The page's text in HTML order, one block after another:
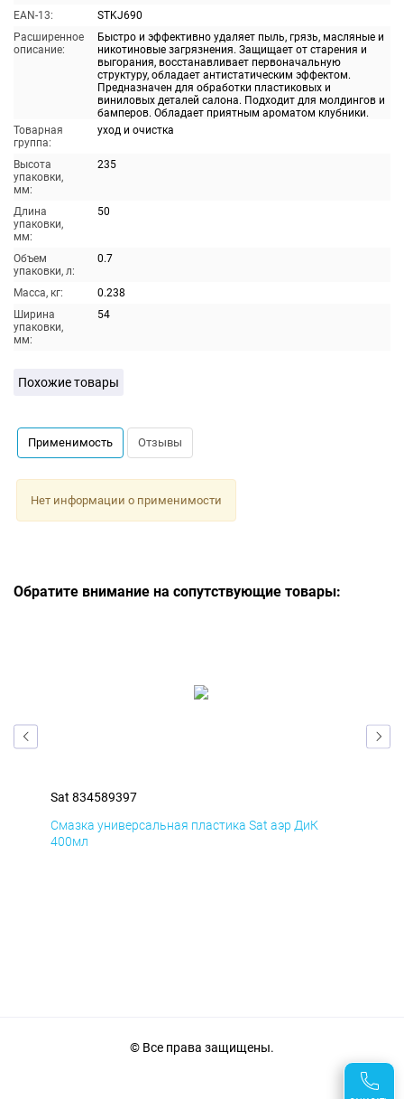
EAN-13:
STKJ690
Расширенное
описание:
Быстро и эффективно удаляет пыль, грязь, масляные и
никотиновые загрязнения. Защищает от старения и
выгорания, восстанавливает первоначальную
структуру, обладает антистатическим эффектом.
Предназначен для обработки пластиковых и
виниловых деталей салона. Подходит для молдингов и
бамперов. Обладает приятным ароматом клубники.
Товарная
группа:
уход и очистка
Высота
упаковки,
мм:
235
Длина
упаковки,
мм:
50
Объем
упаковки, л:
0.7
Масса, кг:
0.238
Ширина
упаковки,
мм:
54
Похожие товары
Применимость Отзывы
Нет информации о применимости
Обратите внимание на сопутствующие товары:
Sat 834589397
Смазка универсальная пластика Sat аэр ДиК
400мл
© Все права защищены.